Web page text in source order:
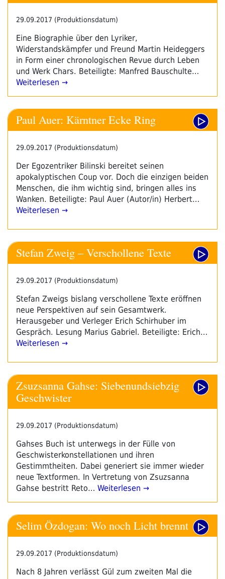
29.09.2017 (Produktionsdatum)
Eine Biographie über den Lyriker,
Widerstandskämpfer und Freund Martin Heideggers
in Form einer chronologischen Revue durch Leben
und Werk Chars. Beteiligte: Manfred Bauschulte…
Weiterlesen →
Paul Auer: Kärntner Ecke Ring
29.09.2017 (Produktionsdatum)
Der Egozentriker Bilinski bereitet seinen
apokalyptischen Coup vor. Doch die einzigen beiden
Menschen, die ihm wichtig sind, bringen alles ins
Wanken. Beteiligte: Paul Auer (Autor/in) Herbert…
Weiterlesen →
Stefan Zweig – Verschollene Texte
29.09.2017 (Produktionsdatum)
Stefan Zweigs bislang verschollene Texte eröffnen
neue Perspektiven auf sein Gesamtwerk.
Herausgeber und Verleger Erich Schirhuber im
Gespräch. Lesung Marius Gabriel. Beteiligte: Erich…
Weiterlesen →
Zsuzsanna Gahse: Siebenundsiebzig
Geschwister
29.09.2017 (Produktionsdatum)
Gahses Buch ist unterwegs in der Fülle von
Geschwisterkonstellationen und ihren
Gestimmtheiten. Dabei generiert sie immer wieder
neue Textformen. In Vertretung von Zsuzsanna
Gahse bestritt Reto… Weiterlesen →
Selim Özdogan: Wo noch Licht brennt
29.09.2017 (Produktionsdatum)
Nach 8 Jahren verlässt Gül zum zweiten Mal die